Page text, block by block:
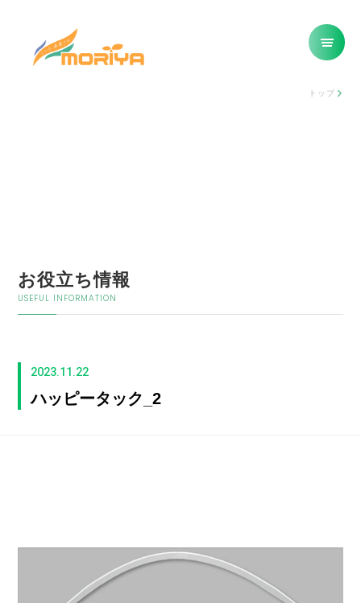
トップ
お役立ち情報
USEFUL INFORMATION
2023.11.22
ハッピータック_2